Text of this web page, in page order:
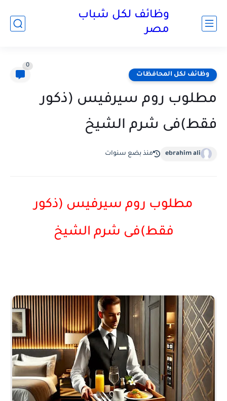
وظائف لكل شباب
مصر
وظائف لكل المحافظات
0
مطلوب روم سيرفيس (ذكور
فقط)فى شرم الشيخ
ebrahim ali منذ بضع سنوات
مطلوب روم سيرفيس (ذكور
فقط)فى شرم الشيخ